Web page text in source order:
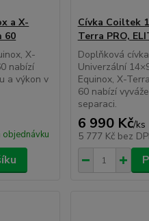
a X-
60
X-
nabízí
a výkon v
objednávku
Cívka Coiltek
Terra PRO,
Doplňková
Univerzální
Equinox, X-
60 nabízí
separaci.
6 990 Kč/ks
5 777 Kč bez